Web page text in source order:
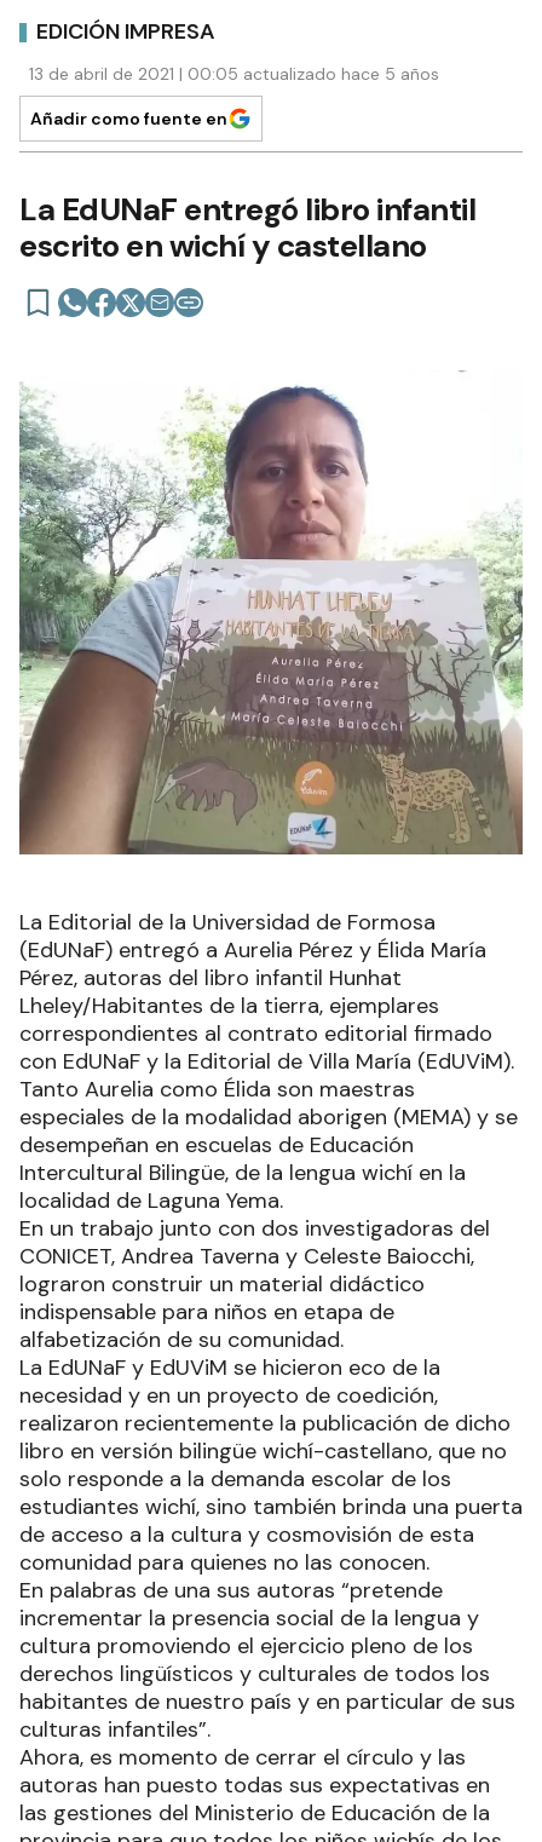
EDICIÓN IMPRESA
13 de abril de 2021 | 00:05 actualizado hace 5 años
Añadir como fuente en
La EdUNaF entregó libro infantil
escrito en wichí y castellano
La Editorial de la Universidad de Formosa
(EdUNaF) entregó a Aurelia Pérez y Élida María
Pérez, autoras del libro infantil Hunhat
Lheley/Habitantes de la tierra, ejemplares
correspondientes al contrato editorial firmado
con EdUNaF y la Editorial de Villa María (EdUViM).
Tanto Aurelia como Élida son maestras
especiales de la modalidad aborigen (MEMA) y se
desempeñan en escuelas de Educación
Intercultural Bilingüe, de la lengua wichí en la
localidad de Laguna Yema.
En un trabajo junto con dos investigadoras del
CONICET, Andrea Taverna y Celeste Baiocchi,
lograron construir un material didáctico
indispensable para niños en etapa de
alfabetización de su comunidad.
La EdUNaF y EdUViM se hicieron eco de la
necesidad y en un proyecto de coedición,
realizaron recientemente la publicación de dicho
libro en versión bilingüe wichí-castellano, que no
solo responde a la demanda escolar de los
estudiantes wichí, sino también brinda una puerta
de acceso a la cultura y cosmovisión de esta
comunidad para quienes no las conocen.
En palabras de una sus autoras “pretende
incrementar la presencia social de la lengua y
cultura promoviendo el ejercicio pleno de los
derechos lingüísticos y culturales de todos los
habitantes de nuestro país y en particular de sus
culturas infantiles”.
Ahora, es momento de cerrar el círculo y las
autoras han puesto todas sus expectativas en
las gestiones del Ministerio de Educación de la